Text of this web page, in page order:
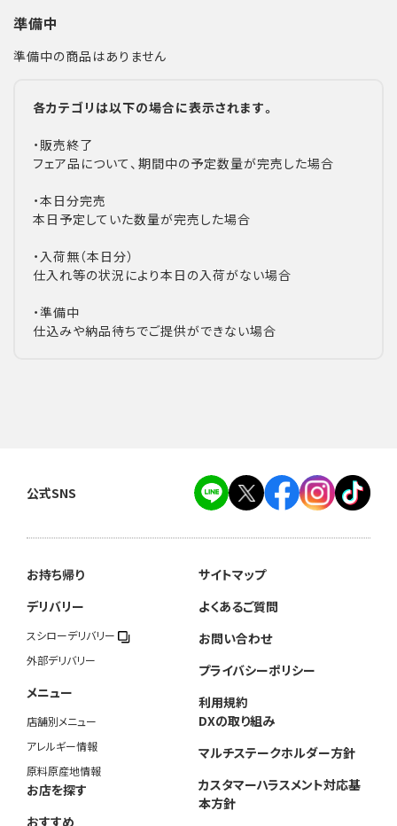
準備中
準備中の商品はありません
各カテゴリは以下の場合に表示されます。
・販売終了
フェア品について、期間中の予定数量が完売した場合
・本日分完売
本日予定していた数量が完売した場合
・入荷無（本日分）
仕入れ等の状況により本日の入荷がない場合
・準備中
仕込みや納品待ちでご提供ができない場合
公式SNS
お持ち帰り
デリバリー
スシローデリバリー
外部デリバリー
メニュー
店舗別メニュー
アレルギー情報
原料原産地情報
お店を探す
おすすめ
サイトマップ
よくあるご質問
お問い合わせ
プライバシーポリシー
利用規約
DXの取り組み
マルチステークホルダー方針
カスタマーハラスメント対応基
本方針